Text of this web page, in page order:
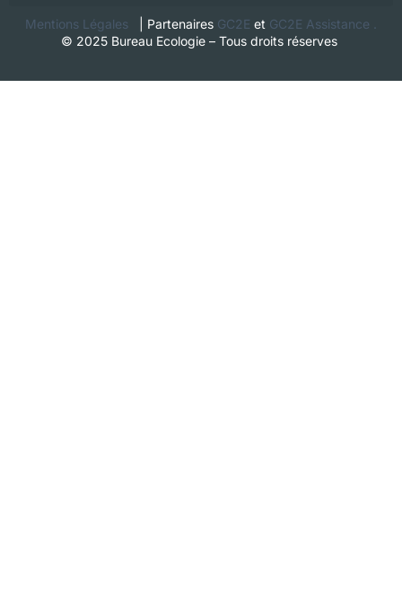
Mentions Légales | Partenaires GC2E et GC2E Assistance
© 2025 Bureau Ecologie – Tous droits réserves